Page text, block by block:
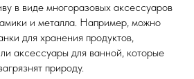
в виде многоразовых аксессуаров
и металла. Например, можно
для хранения продуктов,
аксессуары для ванной, которые
природу.